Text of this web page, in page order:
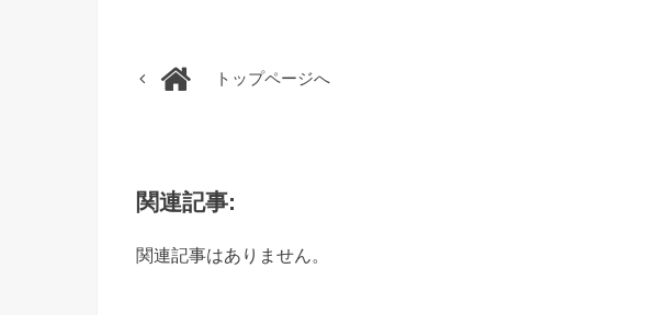
トップページへ
関連記事:
関連記事はありません。